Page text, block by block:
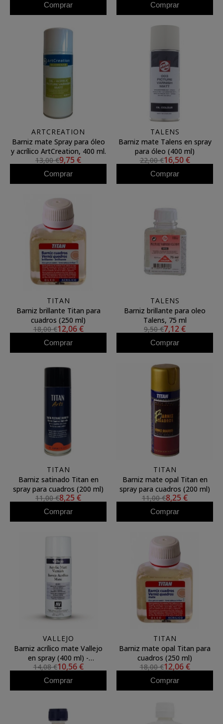
Comprar Comprar
ARTCREATION
Barniz mate Spray para óleo
y acrílico ArtCreation, 400 ml.
13,00 €9,75 €
Comprar
TALENS
Barniz mate Talens en spray
para óleo (400 ml)
22,00 €16,50 €
Comprar
TITAN
Barniz brillante Titan para
cuadros (250 ml)
18,00 €12,06 €
Comprar
TALENS
Barniz brillante para oleo
Talens, 75 ml
9,50 €7,12 €
Comprar
TITAN
Barniz satinado Titan en
spray para cuadros (200 ml)
11,00 €8,25 €
Comprar
TITAN
Barniz mate opal Titan en
spray para cuadros (200 ml)
11,00 €8,25 €
Comprar
VALLEJO
Barniz acrílico mate Vallejo
en spray (400 ml) -
Protección UV
14,08 €10,56 €
Comprar
TITAN
Barniz mate opal Titan para
cuadros (250 ml)
18,00 €12,06 €
Comprar